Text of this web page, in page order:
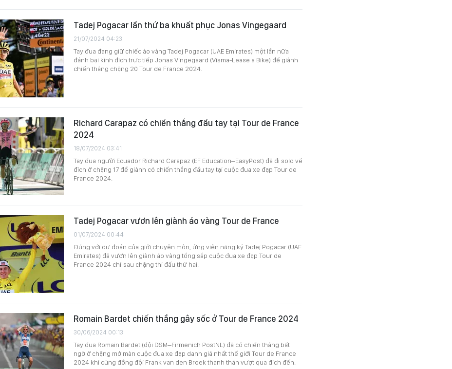
Tadej Pogacar lần thứ ba khuất phục Jonas Vingegaard
21/07/2024 04:23
Tay đua đang giữ chiếc áo vàng Tadej Pogacar (UAE Emirates) một lần nữa
đánh bại kình địch trực tiếp Jonas Vingegaard (Visma-Lease a Bike) để giành
chiến thắng chặng 20 Tour de France 2024.
Richard Carapaz có chiến thắng đầu tay tại Tour de France
2024
18/07/2024 03:41
Tay đua người Ecuador Richard Carapaz (EF Education–EasyPost) đã đi solo về
đích ở chặng 17 để giành có chiến thắng đầu tay tại cuộc đua xe đạp Tour de
France 2024.
Tadej Pogacar vươn lên giành áo vàng Tour de France
01/07/2024 00:44
Đúng với dự đoán của giới chuyên môn, ứng viên nặng ký Tadej Pogacar (UAE
Emirates) đã vươn lên giành áo vàng tổng sắp cuộc đua xe đạp Tour de
France 2024 chỉ sau chặng thi đấu thứ hai.
Romain Bardet chiến thắng gây sốc ở Tour de France 2024
30/06/2024 00:13
Tay đua Romain Bardet (đội DSM–Firmenich PostNL) đã có chiến thắng bất
ngờ ở chặng mở màn cuộc đua xe đạp danh giá nhất thế giới Tour de France
2024 khi cùng đồng đội Frank van den Broek thanh thản vượt qua đích đến.